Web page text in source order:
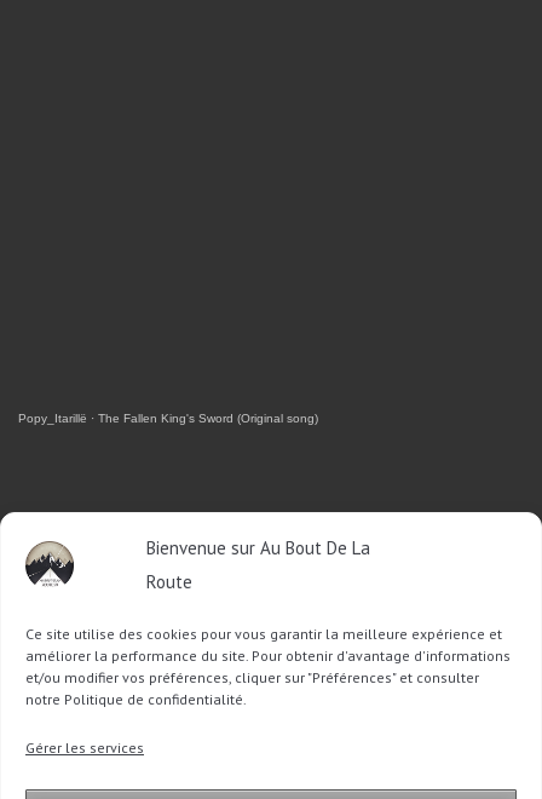
Bienvenue sur Au Bout De La
Route
Ce site utilise des cookies pour vous garantir la meilleure expérience et
améliorer la performance du site. Pour obtenir d'avantage d'informations
et/ou modifier vos préférences, cliquer sur "Préférences" et consulter
notre Politique de confidentialité.
Gérer les services
Popy_Itarillë · The Fallen King's Sword (Original song)
RETROUVEZ-MOI SUR FACEBOOK
OU SUR TWITTER
Follow @Sophie_ABDLRTweet to @Sophie_ABDLR